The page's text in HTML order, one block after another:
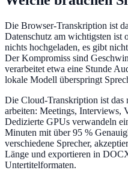
Die Browser-Transkription ist
Datenschutz am wichtigsten ist
nichts hochgeladen, es gibt
Der Kompromiss sind
verarbeitet etwa eine Stunde
lokale Modell überspringt
Die Cloud-Transkription ist das
arbeiten: Meetings, Interviews,
Dedizierte GPUs verwandeln
Minuten mit über 95 %
verschiedene Sprecher,
Länge und exportieren in
Untertitelformaten.